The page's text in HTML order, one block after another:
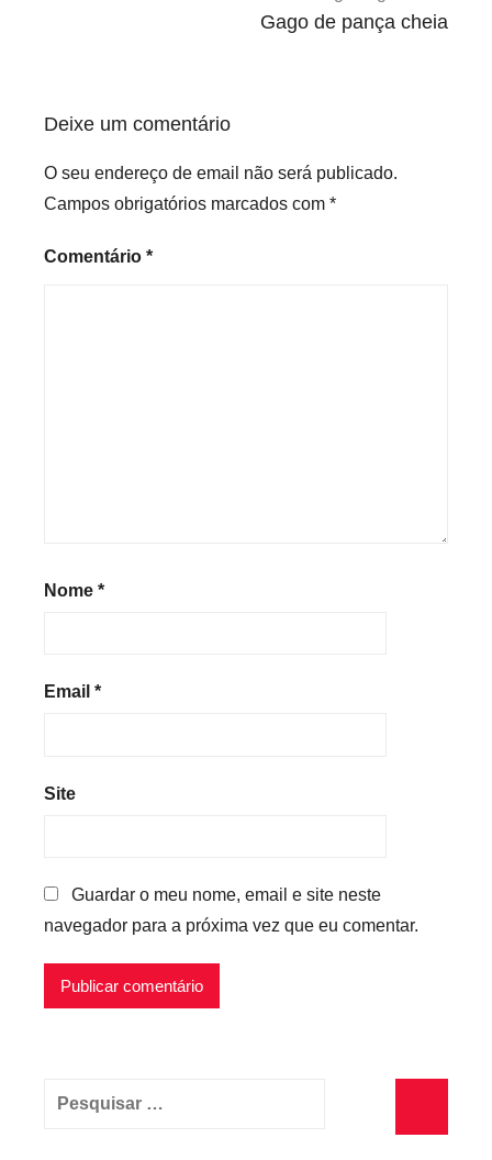
Gago de pança cheia
Deixe um comentário
O seu endereço de email não será publicado.
Campos obrigatórios marcados com *
Comentário *
Nome *
Email *
Site
Guardar o meu nome, email e site neste
navegador para a próxima vez que eu comentar.
Pesquisar